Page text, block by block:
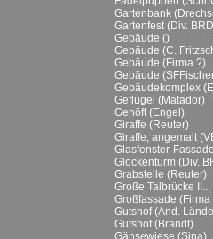
Gartenbank
Gartenfest (Div.
Gebäude ()
Gebäude (C.
Gebäude (Firma ?)
Gebäude
Gebäudekomplex
Geflügel (Matador)
Gehöft (Engel)
Giraffe (Reuter)
Giraffe, angemalt
Glasfenster-
Glockenturm (Div.
Grabstelle (Reuter)
Große Talbrücke II...
Großfassade (Firma
Gutshof (And.
Gutshof (Brandt)
Gänsewiese (Sina)